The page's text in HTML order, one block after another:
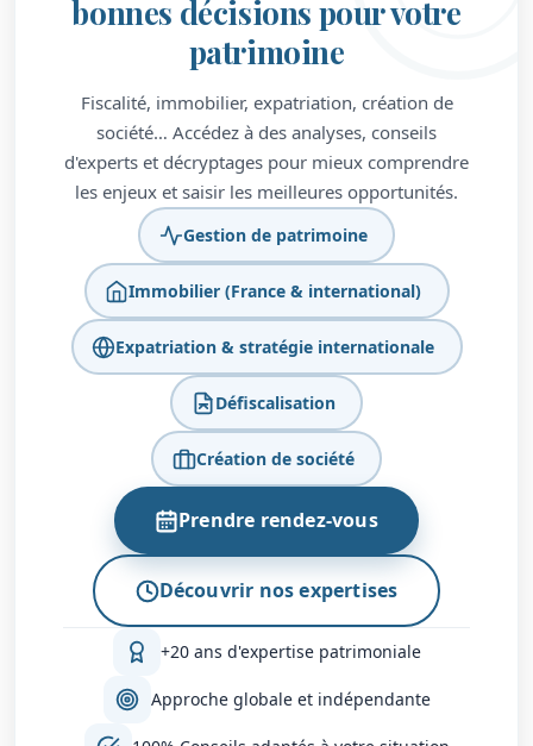
bonnes décisions pour votre
patrimoine
Fiscalité, immobilier, expatriation, création de
société… Accédez à des analyses, conseils
d'experts et décryptages pour mieux comprendre
les enjeux et saisir les meilleures opportunités.
Gestion de patrimoine
Immobilier (France & international)
Expatriation & stratégie internationale
Défiscalisation
Création de société
Prendre rendez-vous
Découvrir nos expertises
+20 ans d'expertise patrimoniale
Approche globale et indépendante